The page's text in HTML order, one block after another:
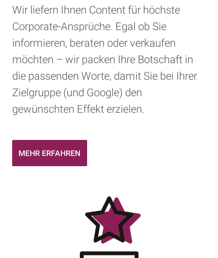
Wir liefern Ihnen Content für höchste
Corporate-Ansprüche. Egal ob Sie
informieren, beraten oder verkaufen
möchten – wir packen Ihre Botschaft in
die passenden Worte, damit Sie bei Ihrer
Zielgruppe (und Google) den
gewünschten Effekt erzielen.
MEHR ERFAHREN